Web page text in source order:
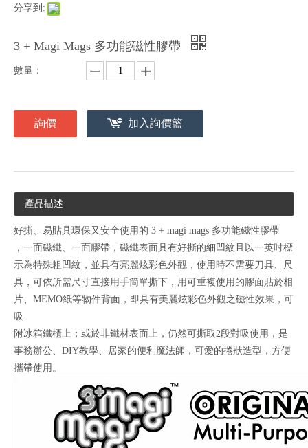
分享到:
3 + Magi Mags 多功能磁性膠帶
數量：
詢價 加入詢價籃
產品描述
好撕、易貼具環保又安全使用的 3 + magi mags 多功能磁性膠帶
，一面磁鐵、一面膠帶，磁鐵表面具有好撕的細凹紋且以一英吋標
示為特殊粗凹紋，並具有亮麗炫彩色外觀，使用時不需要刀具、尺
具，可依所需尺寸直接用手簡單撕下，用可重複使用的膠面貼於相
片、MEMO紙等物件背面，即具有美麗炫彩色外觀之磁性效果，可
吸
附冰箱鐵櫃上；或於非鐵材表面上，仍然可撕取2段對吸使用，是
事務辦公、DIY教學、居家的便利魔法師，可愛的捲狀造型，方便
攜帶使用。